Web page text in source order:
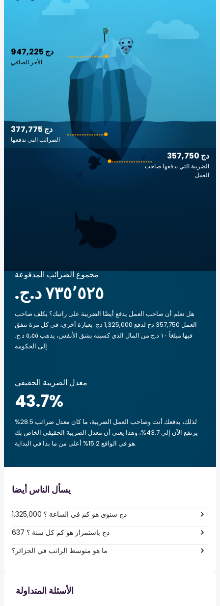
947,225 دج
الأجر الصافي
357,750 دج
الضريبة التي يدفعها صاحب
العمل
377,775 دج
الضرائب التي تدفعها
مجموع الضرائب المدفوعة
هل تعلم أن صاحب العمل يدفع أيضًا الضريبة على راتبك؟ يكلف صاحب
العمل 357,750 دج لدفع 1,325,000 دج. بعبارة أخرى، في كل مرة تنفق
فيها مبلغاً ‏١٠ د.ج.‏من المال الذي كسبته بشق الأنفس، يذهب ‏٥٫٥٥ د.ج.‏
إلى الحكومة.
معدل الضريبة الحقيقي
43.7%
لذلك، بدفعك أنت وصاحب العمل الضريبة، ما كان معدل ضرائب 28.5%
يرتفع الآن إلى 43.7%، وهذا يعني أن معدل الضريبة الحقيقي الخاص بك
هو في الواقع 15.2% أعلى من ما بدا في البداية.
يسأل الناس أيضا
1,325,000 دج سنوي هو كم في الساعة ؟
637 دج باستمرار هو كم كل سنة ؟
ما هو متوسط الراتب في الجزائر؟
الأسئلة المتداولة